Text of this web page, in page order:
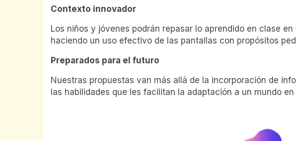
Contexto innovador
Los niños y jóvenes podrán repasar lo aprendido en clase
haciendo un uso efectivo de las pantallas con propósitos
Preparados para el futuro
Nuestras propuestas van más allá de la incorporación de
las habilidades que les facilitan la adaptación a un mundo